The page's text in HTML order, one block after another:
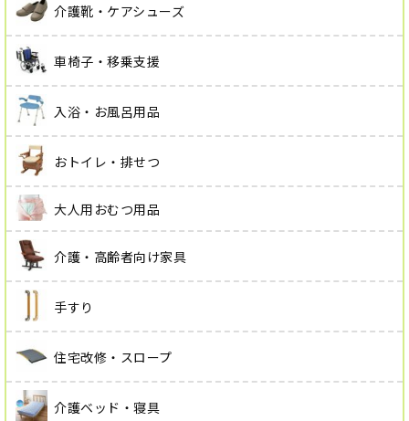
介護靴・ケアシューズ
車椅子・移乗支援
入浴・お風呂用品
おトイレ・排せつ
大人用おむつ用品
介護・高齢者向け家具
手すり
住宅改修・スロープ
介護ベッド・寝具